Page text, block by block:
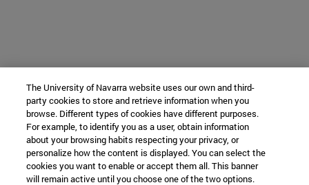
The University of Navarra website uses our own and third-
party cookies to store and retrieve information when you
browse. Different types of cookies have different purposes.
For example, to identify you as a user, obtain information
about your browsing habits respecting your privacy, or
personalize how the content is displayed. You can select the
cookies you want to enable or accept them all. This banner
will remain active until you choose one of the two options.